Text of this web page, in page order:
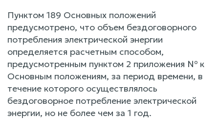
Пунктом 189 Основных положений
предусмотрено, что объем бездоговорного
потребления электрической энергии
определяется расчетным способом,
предусмотренным пунктом 2 приложения № к
Основным положениям, за период времени, в
течение которого осуществлялось
бездоговорное потребление электрической
энергии, но не более чем за 1 год.